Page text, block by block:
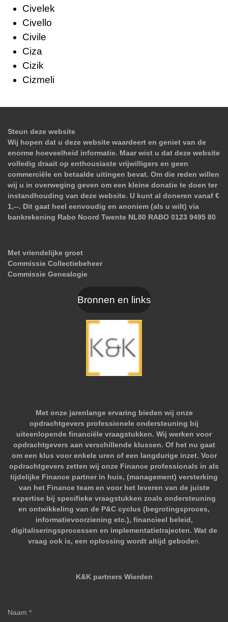
Civelek
Civello
Civile
Ciza
Cizik
Cizmeli
Steun deze website
Wij hopen dat u deze website waardeert en geniet van de
enorme hoeveelheid informatie. Maar wist u dat deze website
volledig draait op enthousiaste vrijwilligers en geen
commerciële en betaalde uitingen bevat. Om die reden willen
wij u in overweging geven om een kleine donatie te doen ter
instandhouding van deze website. U kunt al doneren vanaf €
1,--. Dit gaat heel eenvoudig en anoniem (als u wilt) via
bankrekening Rabo Noord Twente NL80 RABO 0123 9495 80
Met vriendelijke groet
Commissie Collectiebeheer
Commissie Genealogie
Bronnen en links
Met onze jarenlange ervaring bieden wij onze
opdrachtgevers professionele ondersteuning bij
uiteenlopende financiële vraagstukken. Wij werken voor
opdrachtgevers aan verschillende klussen. Of het nu gaat
om een klus voor enkele uren of een langdurige inzet. Voor
opdrachtgevers zetten wij onze Finance professionals in als
tijdelijke Finance partner in huis, (management) versterking
van het Finance team en voor het leveren van de juiste
expertise bij specifieke vraagstukken zoals ondersteuning
en ontwikkeling van de P&C cyclus (begrotingsproces,
informatievoorziening etc.), financieel beleid,
digitaliseringsprocessen en implementatietrajecten. Wat de
vraag ook is, een oplossing wordt altijd geboden.
K&K partners Wierden
Naam *